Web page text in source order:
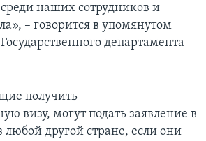
наших сотрудников и
– говорится в упомянутом
департамента
получить
визу, могут подать заявление в
любой другой стране, если они